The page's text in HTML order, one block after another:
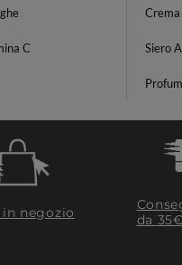
C Siero
negozio
da